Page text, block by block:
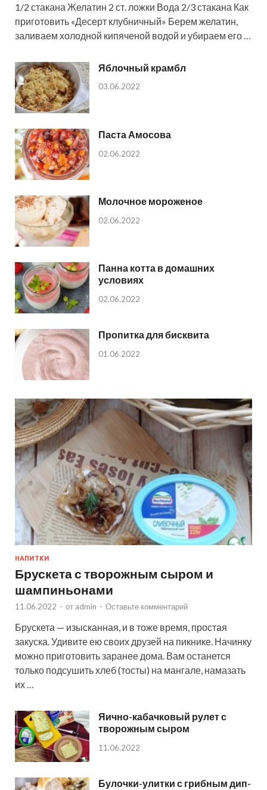
1/2 стакана Желатин 2 ст. ложки Вода 2/3 стакана Как
приготовить «Десерт клубничный» Берем желатин,
заливаем холодной кипяченой водой и убираем его …
Яблочный крамбл
03.06.2022
Паста Амосова
02.06.2022
Молочное мороженое
02.06.2022
Панна котта в домашних
условиях
02.06.2022
Пропитка для бисквита
01.06.2022
НАПИТКИ
Брускета с творожным сыром и
шампиньонами
11.06.2022 - от admin - Оставьте комментарий
Брускета — изысканная, и в тоже время, простая
закуска. Удивите ею своих друзей на пикнике. Начинку
можно приготовить заранее дома. Вам останется
только подсушить хлеб (тосты) на мангале, намазать
их …
Яично-кабачковый рулет с
творожным сыром
11.06.2022
Булочки-улитки с грибным дип-